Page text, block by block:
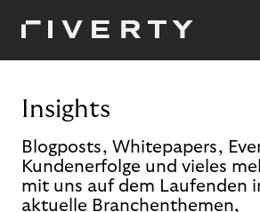
Insights
Blogposts, Whitepapers,
Kundenerfolge und vieles
mit uns auf dem Laufenden
aktuelle Branchenthemen,